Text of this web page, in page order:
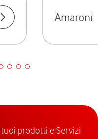
Amaroni
prodotti e Servizi